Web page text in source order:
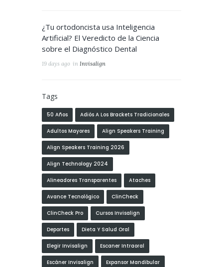
¿Tu ortodoncista usa Inteligencia
Artificial? El Veredicto de la Ciencia
sobre el Diagnóstico Dental
19 days ago in Invisalign
Tags
50 Años Adiós A Los Brackets Tradicionales
Adultos Mayores Align Speakers Training
Align Speakers Training 2026
Align Technology 2024
Alineadores Transparentes Ataches
Avance Tecnológico ClinCheck
ClinCheck Pro Cursos Invisalign
Deportes Dieta Y Salud Oral
Elegir Invisalign Escaner Intraoral
Escáner Invisalign Expansor Mandibular